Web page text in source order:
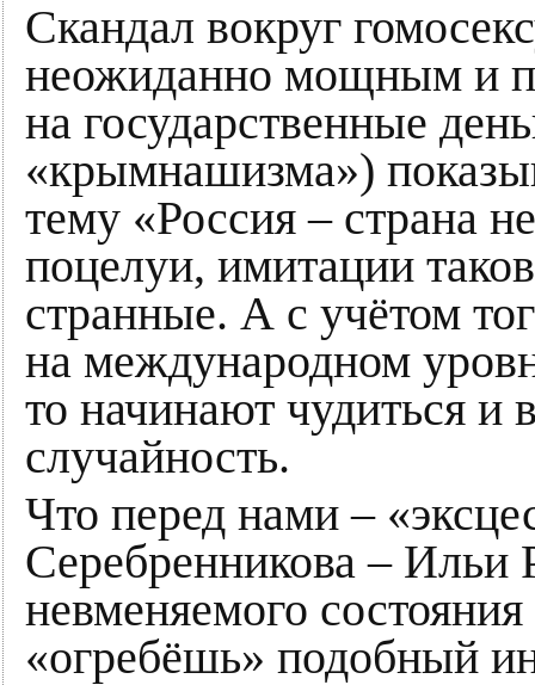
Скандал вокруг
неожиданно мощным и
на государственные
«крымнашизма»)
тему «Россия – страна
поцелуи, имитации
странные. А с учётом
на международном
то начинают чудиться и
случайность.
Что перед нами –
Серебренникова – Ильи
невменяемого
«огребёшь» подобный